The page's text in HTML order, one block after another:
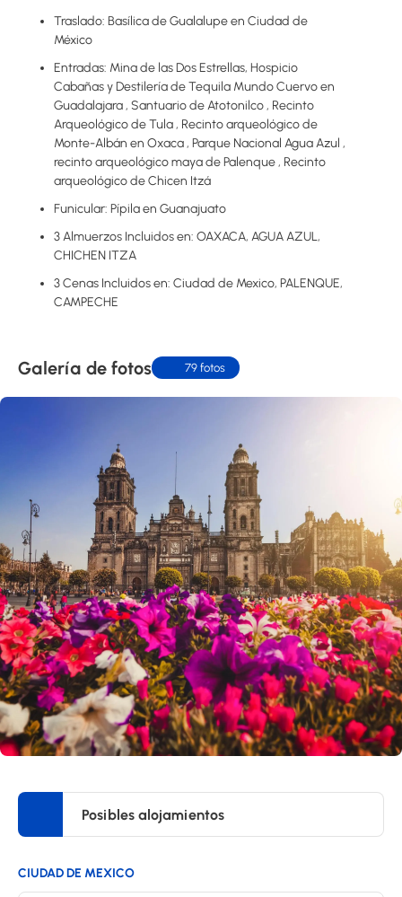
Traslado: Basílica de Gualalupe en Ciudad de
México
Entradas: Mina de las Dos Estrellas, Hospicio
Cabañas y Destilería de Tequila Mundo Cuervo en
Guadalajara , Santuario de Atotonilco , Recinto
Arqueológico de Tula , Recinto arqueológico de
Monte-Albán en Oxaca , Parque Nacional Agua Azul ,
recinto arqueológico maya de Palenque , Recinto
arqueológico de Chicen Itzá
Funicular: Pípila en Guanajuato
3 Almuerzos Incluidos en: OAXACA, AGUA AZUL,
CHICHEN ITZA
3 Cenas Incluidos en: Ciudad de Mexico, PALENQUE,
CAMPECHE
Galería de fotos 79 fotos
Posibles alojamientos
CIUDAD DE MEXICO